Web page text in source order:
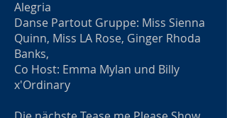
Alegria
Danse Partout Gruppe: Miss Sienna
Quinn, Miss LA Rose, Ginger Rhoda
Banks,
Co Host: Emma Mylan und Billy
x'Ordinary